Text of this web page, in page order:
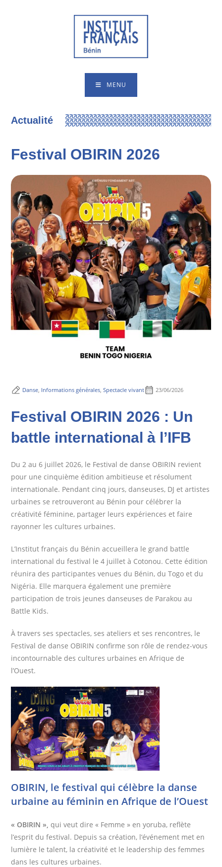
MENU
Actualité
Festival OBIRIN 2026
Danse, Informations générales,Spectacle vivant 23/06/2026
Festival OBIRIN 2026 : Un
battle international à l’IFB
Du 2 au 6 juillet 2026, le Festival de danse OBIRIN revient
pour une cinquième édition ambitieuse et résolument
internationale. Pendant cinq jours, danseuses, DJ et artistes
urbaines se retrouveront au Bénin pour célébrer la
créativité féminine, partager leurs expériences et faire
rayonner les cultures urbaines.
L’Institut français du Bénin accueillera le grand battle
international du festival le 4 juillet à Cotonou. Cette édition
réunira des participantes venues du Bénin, du Togo et du
Nigéria. Elle marquera également une première
participation de trois jeunes danseuses de Parakou au
Battle Kids.
À travers ses spectacles, ses ateliers et ses rencontres, le
Festival de danse OBIRIN confirme son rôle de rendez-vous
incontournable des cultures urbaines en Afrique de
l’Ouest.
OBIRIN, le festival qui célèbre la danse
urbaine au féminin en Afrique de l’Ouest
« OBIRIN », qui veut dire « Femme » en yoruba, reflète
l’esprit du festival. Depuis sa création, l’événement met en
lumière le talent, la créativité et le leadership des femmes
dans les cultures urbaines.